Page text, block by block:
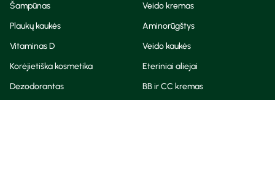
Šampūnas
Veido kremas
Plaukų kaukės
Aminorūgštys
Vitaminas D
Veido kaukės
Korėjietiška kosmetika
Eteriniai aliejai
Dezodorantas
BB ir CC kremas